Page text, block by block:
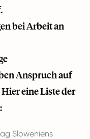
bei Arbeit an
Anspruch auf
eine Liste der
Sloweniens